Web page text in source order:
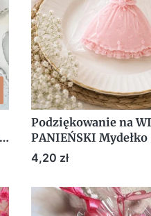
Podziękowanie na
PANIEŃSKI
suknia Bride z
Cena
4,20 zł